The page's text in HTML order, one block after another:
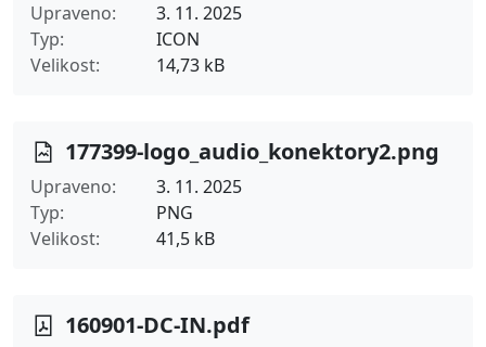
Upraveno
3. 11. 2025
Typ
ICON
Velikost
14,73 kB
177399-logo_audio_konektory2.png
Upraveno
3. 11. 2025
Typ
PNG
Velikost
41,5 kB
160901-DC-IN.pdf